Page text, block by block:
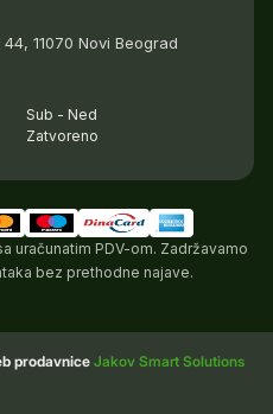
11070 Novi Beograd
Sub - Ned
Zatvoreno
uračunatim PDV-om. Zadržavamo
bez prethodne najave.
prodavnice Jakov Smart Solutions